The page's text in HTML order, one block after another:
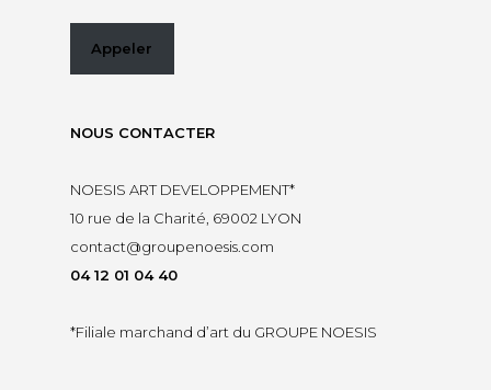
Appeler
NOUS CONTACTER
NOESIS ART DEVELOPPEMENT*
10 rue de la Charité, 69002 LYON
contact@groupenoesis.com
04 12 01 04 40
*Filiale marchand d’art du GROUPE NOESIS